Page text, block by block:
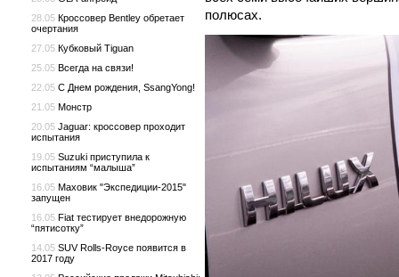
полюсах.
28.05 Кроссовер Bentley обретает
очертания
27.05 Кубковый Tiguan
25.05 Всегда на связи!
22.05 С Днем рождения, SsangYong!
21.05 Монстр
20.05 Jaguar: кроссовер проходит
испытания
19.05 Suzuki приступила к
испытаниям “малыша”
16.05 Маховик "Экспедиции-2015"
запущен
16.05 Fiat тестирует внедорожную
“пятисотку”
14.05 SUV Rolls-Royce появится в
2017 году